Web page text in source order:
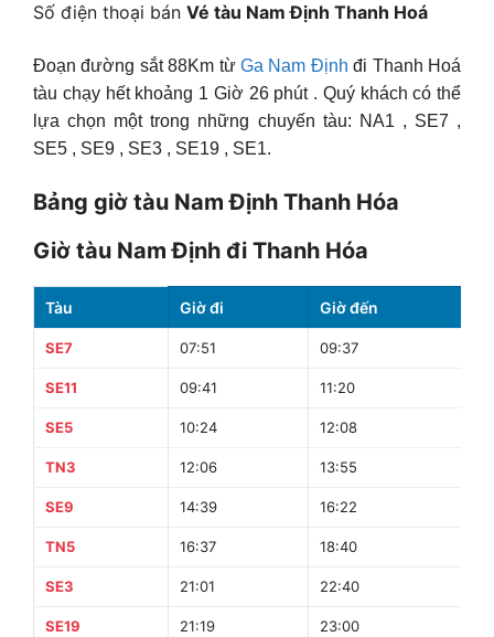
Số điện thoại bán Vé tàu Nam Định Thanh Hoá
Đoạn đường sắt 88Km từ Ga Nam Định đi Thanh Hoá
tàu chạy hết khoảng 1 Giờ 26 phút . Quý khách có thể
lựa chọn một trong những chuyến tàu: NA1 , SE7 ,
SE5 , SE9 , SE3 , SE19 , SE1.
Bảng giờ tàu Nam Định Thanh Hóa
Giờ tàu Nam Định đi Thanh Hóa
Tàu Giờ đi Giờ đến
SE7 07:51 09:37
SE11 09:41 11:20
SE5 10:24 12:08
TN3 12:06 13:55
SE9 14:39 16:22
TN5 16:37 18:40
SE3 21:01 22:40
SE19 21:19 23:00